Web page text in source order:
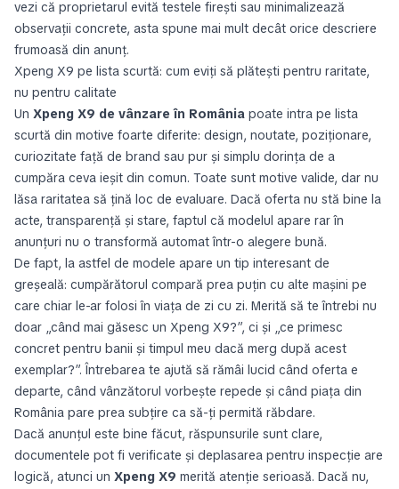
vezi că proprietarul evită testele firești sau minimalizează
observații concrete, asta spune mai mult decât orice descriere
frumoasă din anunț.
Xpeng X9 pe lista scurtă: cum eviți să plătești pentru raritate,
nu pentru calitate
Un Xpeng X9 de vânzare în România poate intra pe lista
scurtă din motive foarte diferite: design, noutate, poziționare,
curiozitate față de brand sau pur și simplu dorința de a
cumpăra ceva ieșit din comun. Toate sunt motive valide, dar nu
lăsa raritatea să țină loc de evaluare. Dacă oferta nu stă bine la
acte, transparență și stare, faptul că modelul apare rar în
anunțuri nu o transformă automat într-o alegere bună.
De fapt, la astfel de modele apare un tip interesant de
greșeală: cumpărătorul compară prea puțin cu alte mașini pe
care chiar le-ar folosi în viața de zi cu zi. Merită să te întrebi nu
doar „când mai găsesc un Xpeng X9?”, ci și „ce primesc
concret pentru banii și timpul meu dacă merg după acest
exemplar?”. Întrebarea te ajută să rămâi lucid când oferta e
departe, când vânzătorul vorbește repede și când piața din
România pare prea subțire ca să-ți permită răbdare.
Dacă anunțul este bine făcut, răspunsurile sunt clare,
documentele pot fi verificate și deplasarea pentru inspecție are
logică, atunci un Xpeng X9 merită atenție serioasă. Dacă nu,